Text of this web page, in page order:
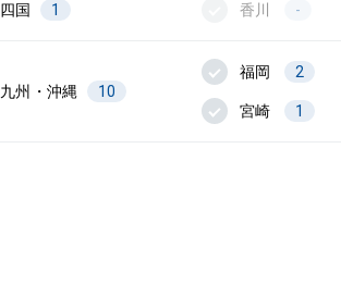
四国 1 香川 -
九州・沖縄 10
福岡 2
宮崎 1